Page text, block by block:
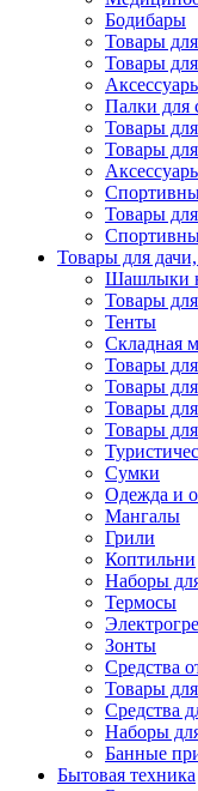
Бодибары
Товары
Товары
Палки для
Товары
Товары
Товары
Товары для
Шашлыки
Товары
Тенты
Складная
Товары
Товары
Товары
Товары
Сумки
Одежда и
Мангалы
Грили
Коптильни
Наборы
Термосы
Зонты
Средства
Товары
Средства
Наборы
Банные
Бытовая техника